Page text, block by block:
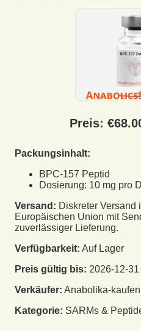
Preis: €
Packungsinhalt:
BPC-157 Peptid
Dosierung: 10 mg pro
Versand: Diskreter Versand
Europäischen Union mit
zuverlässiger Lieferung.
Verfügbarkeit: Auf Lager
Preis gültig bis: 2026-12-31
Verkäufer: Anabolika-kaufen
Kategorie: SARMs &